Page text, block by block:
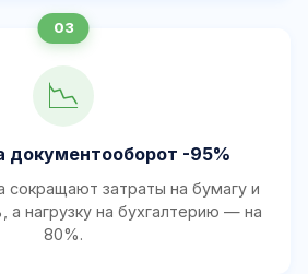
📉
документооборот -95%
сокращают затраты на бумагу и
а нагрузку на бухгалтерию — на
80%.